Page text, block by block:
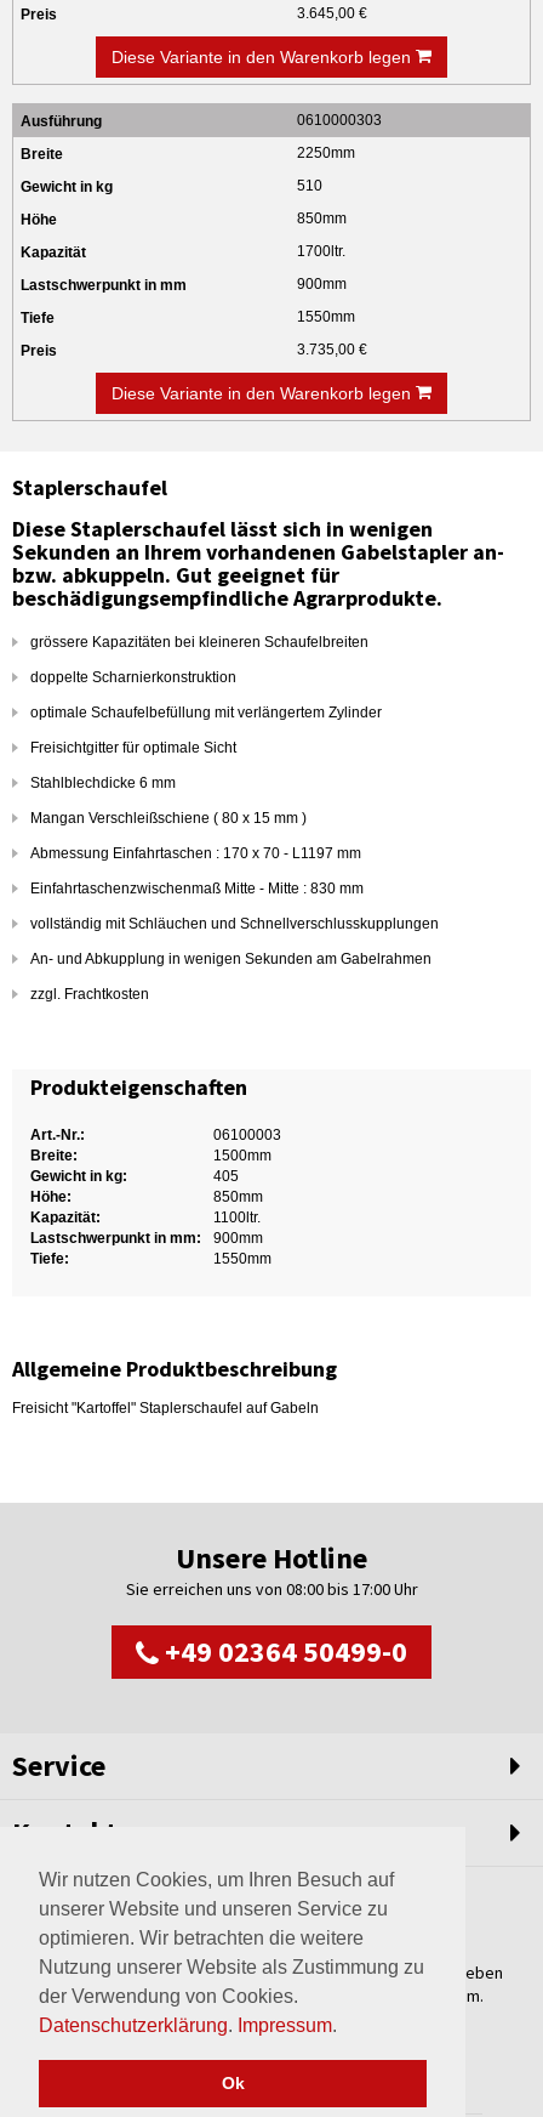
Wir nutzen Cookies, um Ihren Besuch auf
unserer Website und unseren Service zu
optimieren. Wir betrachten die weitere
Nutzung unserer Website als Zustimmung zu
der Verwendung von Cookies.
Datenschutzerklärung. Impressum.
Ok
3.645,00 €
Diese Variante in den Warenkorb legen
0610000303
2250mm
510
850mm
1700ltr.
900mm
1550mm
3.735,00 €
Diese Variante in den Warenkorb legen
Staplerschaufel
Diese Staplerschaufel lässt sich in wenigen
Sekunden an Ihrem vorhandenen Gabelstapler an-
bzw. abkuppeln. Gut geeignet für
beschädigungsempfindliche Agrarprodukte.
grössere Kapazitäten bei kleineren Schaufelbreiten
doppelte Scharnierkonstruktion
optimale Schaufelbefüllung mit verlängertem Zylinder
Freisichtgitter für optimale Sicht
Stahlblechdicke 6 mm
Mangan Verschleißschiene ( 80 x 15 mm )
Abmessung Einfahrtaschen : 170 x 70 - L1197 mm
Einfahrtaschenzwischenmaß Mitte - Mitte : 830 mm
vollständig mit Schläuchen und Schnellverschlusskupplungen
An- und Abkupplung in wenigen Sekunden am Gabelrahmen
zzgl. Frachtkosten
Produkteigenschaften
Art.-Nr.:
06100003
Breite:
1500mm
Gewicht in kg:
405
Höhe:
850mm
Kapazität:
1100ltr.
Lastschwerpunkt in mm:
900mm
Tiefe:
1550mm
Allgemeine Produktbeschreibung
Freisicht "Kartoffel" Staplerschaufel auf Gabeln
Unsere Hotline
Sie erreichen uns von 08:00 bis 17:00 Uhr
+49 02364 50499-0
Service
Kontakt
Weltweit setzen wir unsere Erfahrungswerte und unser Streben
nach innovativen Lösungen in unvergleichliche Anlagen um.
Erfahren Sie mehr über uns.